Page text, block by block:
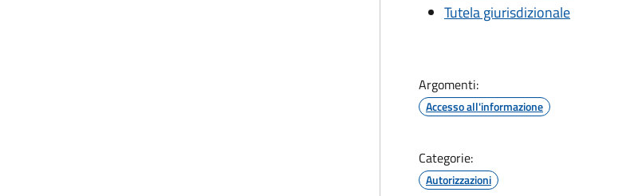
Tutela giurisdizionale
Argomenti:
Accesso all'informazione
Categorie:
Autorizzazioni